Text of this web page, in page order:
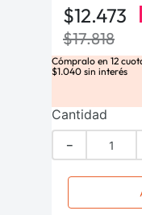
$12.473
$17.818
Cómpralo en 12
$1.040 sin interés
Cantidad
－